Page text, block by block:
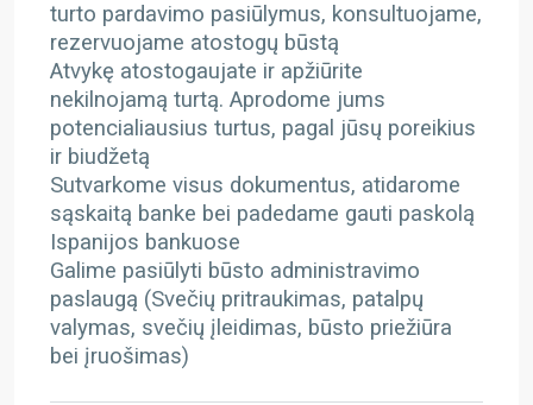
turto pardavimo pasiūlymus, konsultuojame,
rezervuojame atostogų būstą
Atvykę atostogaujate ir apžiūrite
nekilnojamą turtą. Aprodome jums
potencialiausius turtus, pagal jūsų poreikius
ir biudžetą
Sutvarkome visus dokumentus, atidarome
sąskaitą banke bei padedame gauti paskolą
Ispanijos bankuose
Galime pasiūlyti būsto administravimo
paslaugą (Svečių pritraukimas, patalpų
valymas, svečių įleidimas, būsto priežiūra
bei įruošimas)